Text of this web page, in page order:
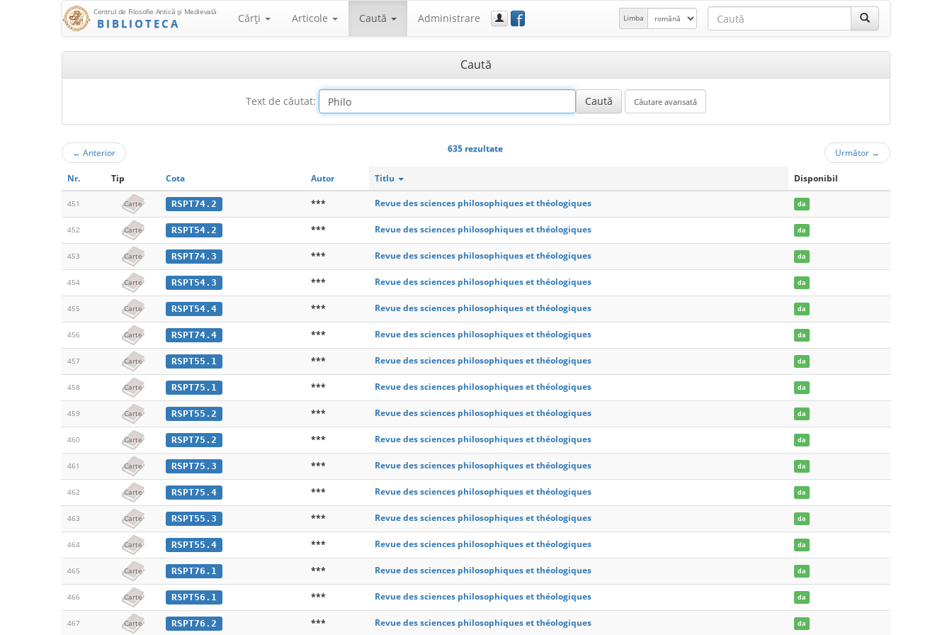
Centrul de Filosofie Antică şi Medievală
BIBLIOTECA Cărţi Articole Caută Administrare f Limba
Caută
Text de căutat:
← Anterior 635 rezultate Următor →
Nr. Tip Cota Autor Titlu Disponibil
451 Carte RSPT74.2 *** Revue des sciences philosophiques et théologiques da
452 Carte RSPT54.2 *** Revue des sciences philosophiques et théologiques da
453 Carte RSPT74.3 *** Revue des sciences philosophiques et théologiques da
454 Carte RSPT54.3 *** Revue des sciences philosophiques et théologiques da
455 Carte RSPT54.4 *** Revue des sciences philosophiques et théologiques da
456 Carte RSPT74.4 *** Revue des sciences philosophiques et théologiques da
457 Carte RSPT55.1 *** Revue des sciences philosophiques et théologiques da
458 Carte RSPT75.1 *** Revue des sciences philosophiques et théologiques da
459 Carte RSPT55.2 *** Revue des sciences philosophiques et théologiques da
460 Carte RSPT75.2 *** Revue des sciences philosophiques et théologiques da
461 Carte RSPT75.3 *** Revue des sciences philosophiques et théologiques da
462 Carte RSPT75.4 *** Revue des sciences philosophiques et théologiques da
463 Carte RSPT55.3 *** Revue des sciences philosophiques et théologiques da
464 Carte RSPT55.4 *** Revue des sciences philosophiques et théologiques da
465 Carte RSPT76.1 *** Revue des sciences philosophiques et théologiques da
466 Carte RSPT56.1 *** Revue des sciences philosophiques et théologiques da
467 Carte RSPT76.2 *** Revue des sciences philosophiques et théologiques da